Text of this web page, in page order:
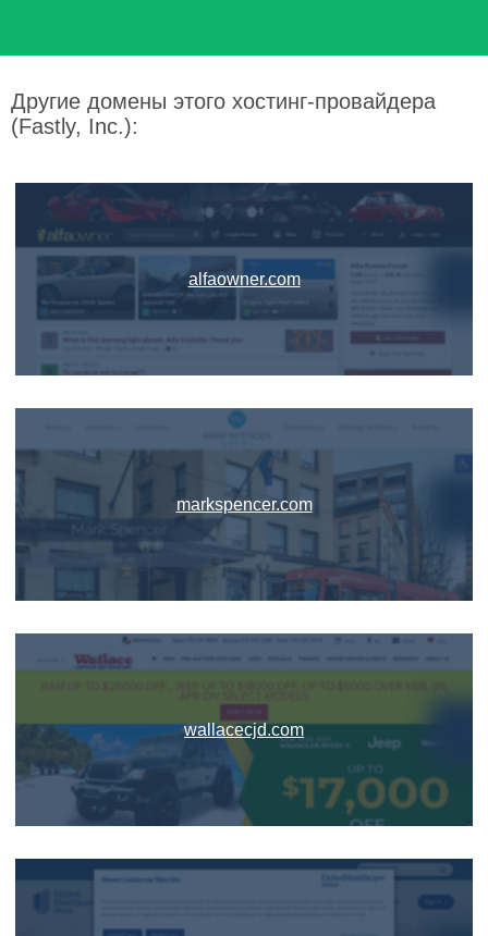
Другие домены этого хостинг-провайдера
(Fastly, Inc.):
alfaowner.com
markspencer.com
wallacecjd.com